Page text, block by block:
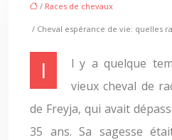
/ Races de chevaux
/ Cheval espérance de vie: quelles
Il y a quelque temps, j’ai rencontré un
vieux cheval de
de Freyja, qui avait
35 ans. Sa sagesse